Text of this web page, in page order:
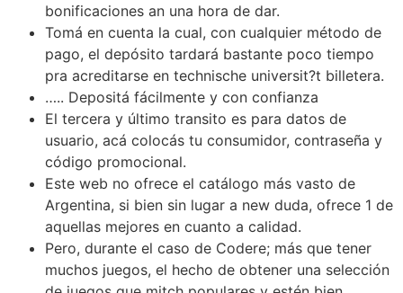
bonificaciones an una hora de dar.
Tomá en cuenta la cual, con cualquier método de
pago, el depósito tardará bastante poco tiempo
pra acreditarse en technische universit?t billetera.
….. Depositá fácilmente y con confianza
El tercera y último transito es para datos de
usuario, acá colocás tu consumidor, contraseña y
código promocional.
Este web no ofrece el catálogo más vasto de
Argentina, si bien sin lugar a new duda, ofrece 1 de
aquellas mejores en cuanto a calidad.
Pero, durante el caso de Codere; más que tener
muchos juegos, el hecho de obtener una selección